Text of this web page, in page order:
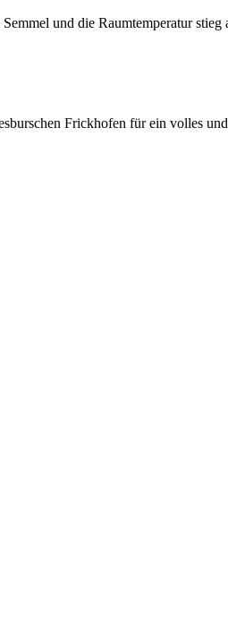
und die Raumtemperatur
Frickhofen für ein volles